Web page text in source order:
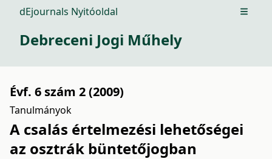
dEjournals Nyitóoldal Open
Debreceni Jogi Műhely
Évf. 6 szám 2 (2009)
Tanulmányok
A csalás értelmezési lehetőségei
az osztrák büntetőjogban